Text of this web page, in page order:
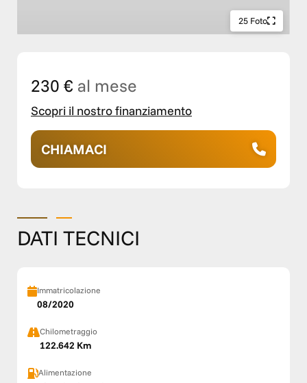
25 Foto
230 € al mese
Scopri il nostro finanziamento
CHIAMACI
DATI TECNICI
Immatricolazione
08/2020
Chilometraggio
122.642 Km
Alimentazione